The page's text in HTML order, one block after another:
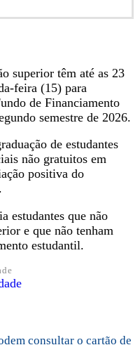
superior têm até as 23
feira (15) para
de Financiamento
semestre de 2026.
de estudantes
não gratuitos em
positiva do
estudantes que não
e que não tenham
estudantil.
consultar o cartão de